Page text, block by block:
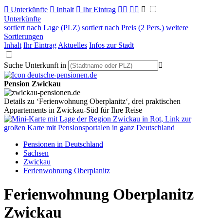
 Unterkünfte  Inhalt  Ihr Eintrag   
Unterkünfte
sortiert nach Lage (PLZ) sortiert nach Preis (2 Pers.) weitere
Sortierungen
Inhalt Ihr Eintrag Aktuelles Infos zur Stadt
Suche Unterkunft in 
Pension Zwickau
Details zu ‘Ferienwohnung Oberplanitz‘, drei praktischen
Appartements in Zwickau-Süd für Ihre Reise
Pensionen in Deutschland
Sachsen
Zwickau
Ferienwohnung Oberplanitz
Ferienwohnung Oberplanitz
Zwickau